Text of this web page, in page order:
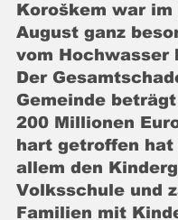
Koroškem war im
August ganz
vom Hochwasser
Der
Gemeinde
200 Millionen
hart getroffen hat
allem den
Volksschule und
Familien mit